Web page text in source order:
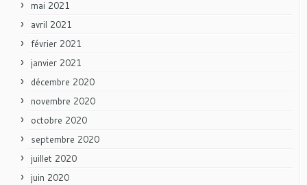
mai 2021
avril 2021
février 2021
janvier 2021
décembre 2020
novembre 2020
octobre 2020
septembre 2020
juillet 2020
juin 2020